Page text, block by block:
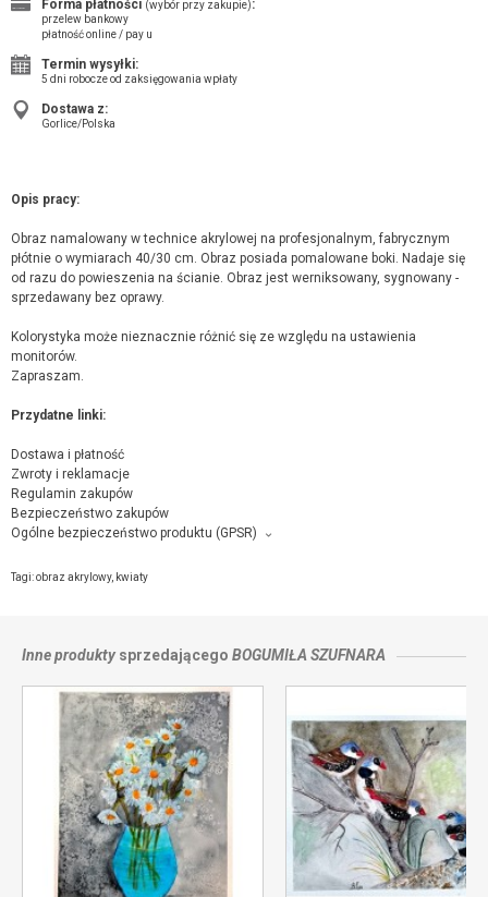
Forma płatności (wybór przy zakupie):
przelew bankowy
płatność online / pay u
Termin wysyłki:
5 dni robocze od zaksięgowania wpłaty
Dostawa z:
Gorlice/Polska
Opis pracy:
Obraz namalowany w technice akrylowej na profesjonalnym, fabrycznym
płótnie o wymiarach 40/30 cm. Obraz posiada pomalowane boki. Nadaje się
od razu do powieszenia na ścianie. Obraz jest werniksowany, sygnowany -
sprzedawany bez oprawy.
Kolorystyka może nieznacznie różnić się ze względu na ustawienia
monitorów.
Zapraszam.
Przydatne linki:
Dostawa i płatność
Zwroty i reklamacje
Regulamin zakupów
Bezpieczeństwo zakupów
Ogólne bezpieczeństwo produktu (GPSR)
Bogumiła Szufnara, Norwida 4/43, 38-300 Gorlice,
Tagi:obraz akrylowy, kwiaty
Inne produktysprzedającego BOGUMIŁA SZUFNARA